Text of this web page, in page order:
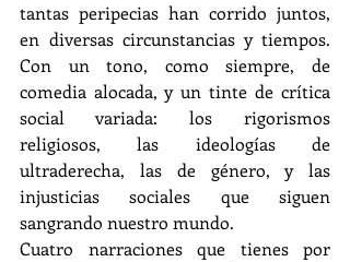
tantas peripecias han corrido juntos,
en diversas circunstancias y tiempos.
Con un tono, como siempre, de
comedia alocada, y un tinte de crítica
social variada: los rigorismos
religiosos, las ideologías de
ultraderecha, las de género, y las
injusticias sociales que siguen
sangrando nuestro mundo.
Cuatro narraciones que tienes por